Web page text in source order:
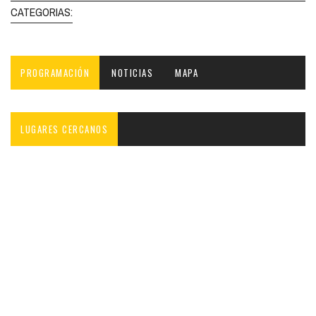
CATEGORIAS:
PROGRAMACIÓN NOTICIAS MAPA
LUGARES CERCANOS